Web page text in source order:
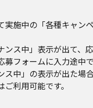
施中の「各種キャン
ンス中」表示が出て、
フォームに入力途中
中」の表示が出た場
利用可能です。